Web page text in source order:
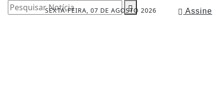
Assine
SEXTA-FEIRA, 07 DE AGOSTO 2026
Pesquisar Notícia